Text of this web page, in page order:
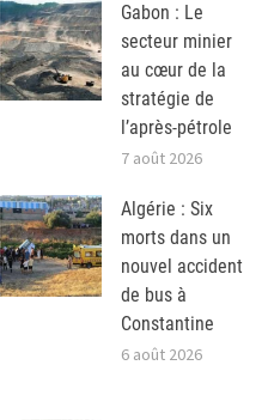
Gabon : Le
secteur minier
au cœur de la
stratégie de
l’après-pétrole
7 août 2026
Algérie : Six
morts dans un
nouvel accident
de bus à
Constantine
6 août 2026